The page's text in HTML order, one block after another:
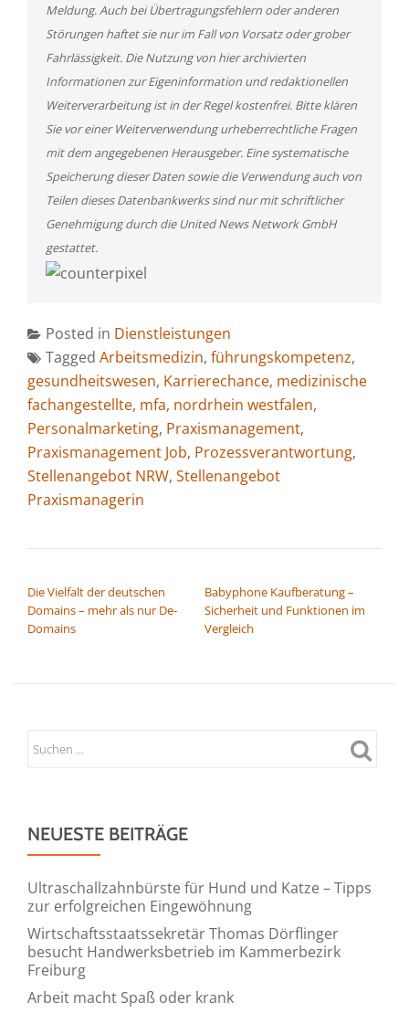
Meldung. Auch bei Übertragungsfehlern oder anderen
Störungen haftet sie nur im Fall von Vorsatz oder grober
Fahrlässigkeit. Die Nutzung von hier archivierten
Informationen zur Eigeninformation und redaktionellen
Weiterverarbeitung ist in der Regel kostenfrei. Bitte klären
Sie vor einer Weiterverwendung urheberrechtliche Fragen
mit dem angegebenen Herausgeber. Eine systematische
Speicherung dieser Daten sowie die Verwendung auch von
Teilen dieses Datenbankwerks sind nur mit schriftlicher
Genehmigung durch die United News Network GmbH
gestattet.
Posted in Dienstleistungen
Tagged Arbeitsmedizin, führungskompetenz,
gesundheitswesen, Karrierechance, medizinische
fachangestellte, mfa, nordrhein westfalen,
Personalmarketing, Praxismanagement,
Praxismanagement Job, Prozessverantwortung,
Stellenangebot NRW, Stellenangebot
Praxismanagerin
Die Vielfalt der deutschen
Domains – mehr als nur De-
Domains
Babyphone Kaufberatung –
Sicherheit und Funktionen im
Vergleich
NEUESTE BEITRÄGE
Ultraschallzahnbürste für Hund und Katze – Tipps
zur erfolgreichen Eingewöhnung
Wirtschaftsstaatssekretär Thomas Dörflinger
besucht Handwerksbetrieb im Kammerbezirk
Freiburg
Arbeit macht Spaß oder krank